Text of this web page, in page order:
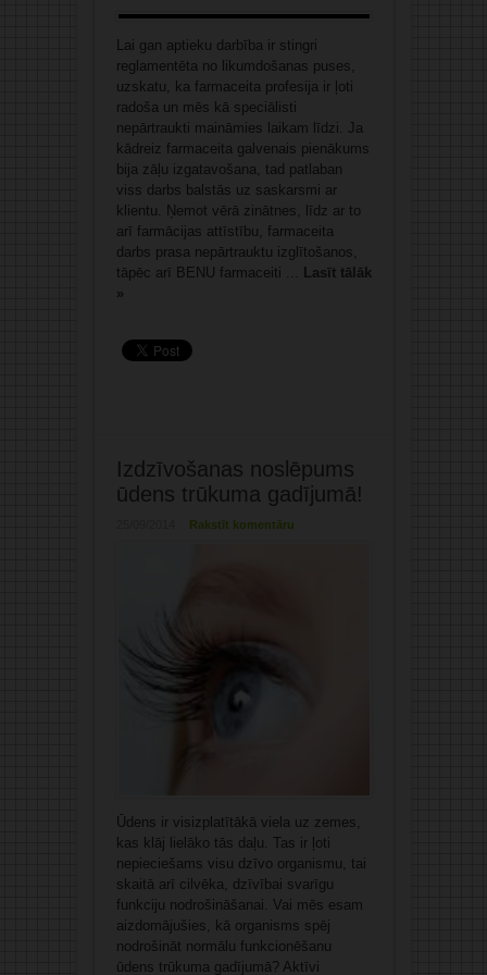
Lai gan aptieku darbība ir stingri
reglamentēta no likumdošanas puses,
uzskatu, ka farmaceita profesija ir ļoti
radoša un mēs kā speciālisti
nepārtraukti maināmies laikam līdzi. Ja
kādreiz farmaceita galvenais pienākums
bija zāļu izgatavošana, tad patlaban
viss darbs balstās uz saskarsmi ar
klientu. Ņemot vērā zinātnes, līdz ar to
arī farmācijas attīstību, farmaceita
darbs prasa nepārtrauktu izglītošanos,
tāpēc arī BENU farmaceiti ... Lasīt tālāk
»
Izdzīvošanas noslēpums
ūdens trūkuma gadījumā!
Rakstīt komentāru
Ūdens ir visizplatītākā viela uz zemes,
kas klāj lielāko tās daļu. Tas ir ļoti
nepieciešams visu dzīvo organismu, tai
skaitā arī cilvēka, dzīvībai svarīgu
funkciju nodrošināšanai. Vai mēs esam
aizdomājušies, kā organisms spēj
nodrošināt normālu funkcionēšanu
ūdens trūkuma gadījumā? Aktīvi